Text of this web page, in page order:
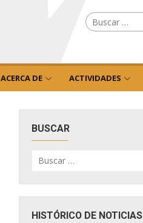
Buscar
por:
ACERCA DE ACTIVIDADES
BUSCAR
por:
HISTÓRICO DE NOTICIAS